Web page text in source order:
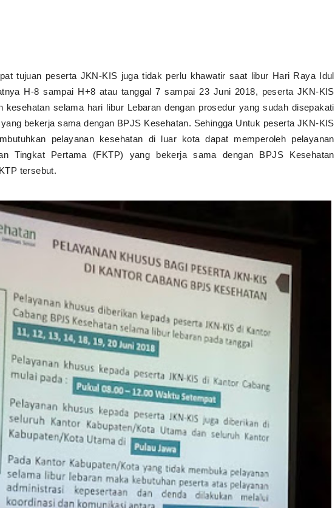
tujuan peserta JKN-KIS juga tidak perlu khawatir saat libur Hari Raya Idul
H-8 sampai H+8 atau tanggal 7 sampai 23 Juni 2018, peserta JKN-KIS
kesehatan selama hari libur Lebaran dengan prosedur yang sudah disepakati
bekerja sama dengan BPJS Kesehatan. Sehingga Untuk peserta JKN-KIS
pelayanan kesehatan di luar kota dapat memperoleh pelayanan
Tingkat Pertama (FKTP) yang bekerja sama dengan BPJS Kesehatan
tersebut.